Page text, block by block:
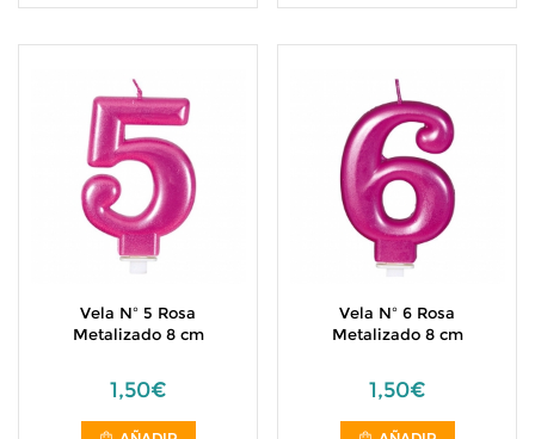
Vela Nº 5 Rosa
Metalizado 8 cm
1,50€
Vela Nº 6 Rosa
Metalizado 8 cm
1,50€